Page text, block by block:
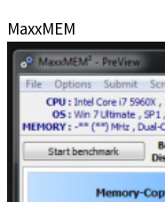
MaxxMEM